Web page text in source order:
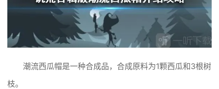
潮流西瓜帽是一种合成品，合成原料为1颗西瓜和3根树
枝。